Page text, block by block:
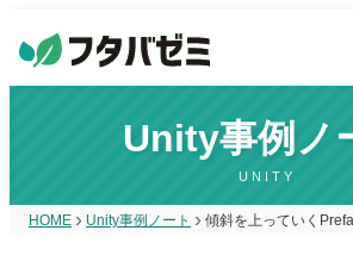
Unity事例ノ
UNITY
HOME Unity事例ノート 傾斜を上っていく